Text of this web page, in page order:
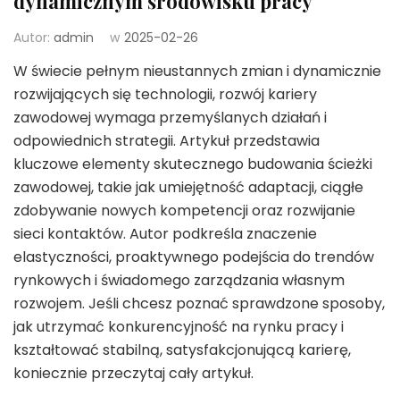
Autor: admin w 2025-02-26
W świecie pełnym nieustannych zmian i dynamicznie
rozwijających się technologii, rozwój kariery
zawodowej wymaga przemyślanych działań i
odpowiednich strategii. Artykuł przedstawia
kluczowe elementy skutecznego budowania ścieżki
zawodowej, takie jak umiejętność adaptacji, ciągłe
zdobywanie nowych kompetencji oraz rozwijanie
sieci kontaktów. Autor podkreśla znaczenie
elastyczności, proaktywnego podejścia do trendów
rynkowych i świadomego zarządzania własnym
rozwojem. Jeśli chcesz poznać sprawdzone sposoby,
jak utrzymać konkurencyjność na rynku pracy i
kształtować stabilną, satysfakcjonującą karierę,
koniecznie przeczytaj cały artykuł.